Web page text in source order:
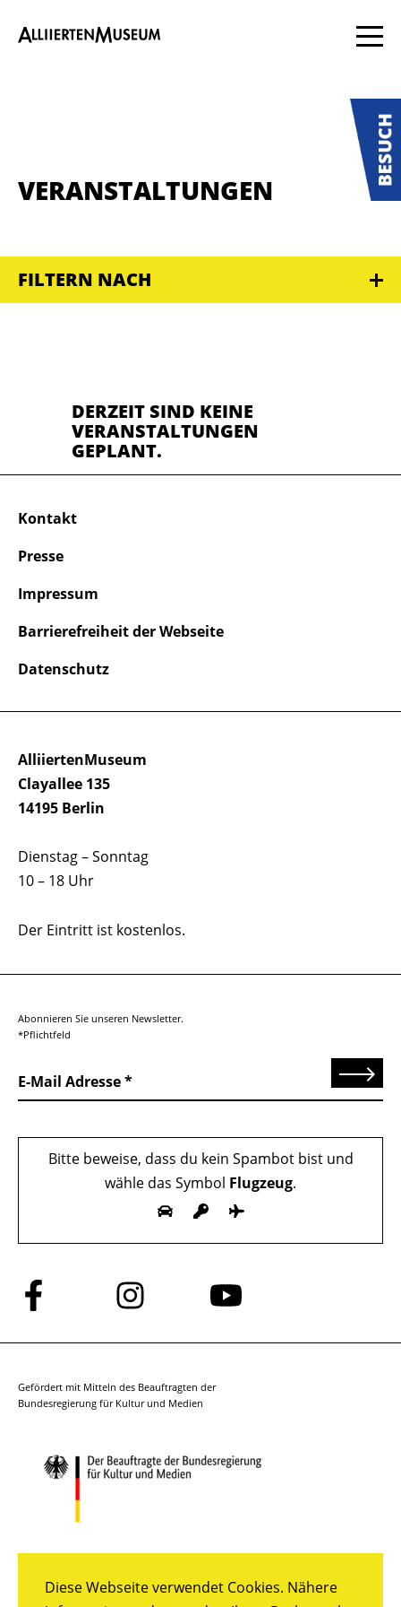
Diese Webseite verwendet Cookies. Nähere
VERANSTALTUNGEN
FILTERN NACH
DERZEIT SIND KEINE
VERANSTALTUNGEN
GEPLANT.
AlliiertenMuseum
Clayallee 135
14195 Berlin
Dienstag – Sonntag
10 – 18 Uhr
Der Eintritt ist kostenlos.
Kontakt
Presse
Impressum
Barrierefreiheit der Webseite
Datenschutz
Abonnieren Sie unseren Newsletter.
*Pflichtfeld
E-Mail Adresse Senden
Bitte beweise, dass du kein Spambot bist und
wähle das Symbol Flugzeug.
Folge
uns
auf
Folge
uns
auf
Folge
auf
Gefördert mit Mitteln des Beauftragten der
Bundesregierung für Kultur und Medien